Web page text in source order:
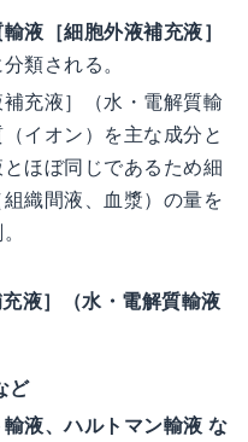
液［細胞外液補充液］
分類される。
充液］（水・電解質輸
イオン）を主な成分と
ほぼ同じであるため細
織間液、血漿）の量を
液］（水・電解質輸液
ど
液、ハルトマン輸液 な